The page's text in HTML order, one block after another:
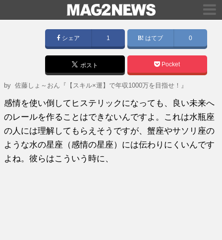
シェア 1 はてブ 0
ポスト Pocket
by佐藤しょ～おん『【スキル×運】で年収1000万を目指せ！』
感情を使い倒してヒステリックになっても、良い未来へ
のレールを作ることはできないんですよ。これは水瓶座
の人には理解してもらえそうですが、蟹座やサソリ座の
ような水の星座（感情の星座）には伝わりにくいんです
よね。彼らはこういう時に、